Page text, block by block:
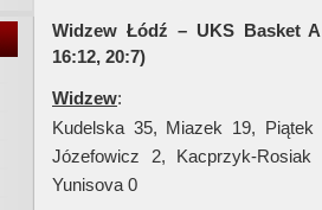
Widzew Łódź – UKS Basket
16:12, 20:7)
Widzew:
Kudelska 35, Miazek 19,
Józefowicz 2, Kacprzyk-
Yunisova 0